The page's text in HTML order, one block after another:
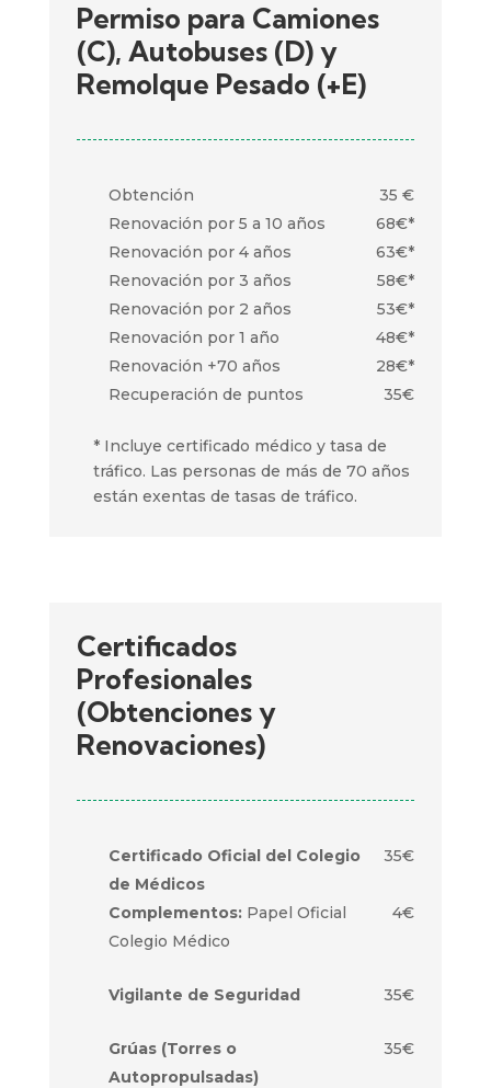
Permiso para Camiones
(C), Autobuses (D) y
Remolque Pesado (+E)
Obtención
35 €
Renovación por 5 a 10 años
68€*
Renovación por 4 años
63€*
Renovación por 3 años
58€*
Renovación por 2 años
53€*
Renovación por 1 año
48€*
Renovación +70 años
28€*
Recuperación de puntos
35€
* Incluye certificado médico y tasa de
tráfico. Las personas de más de 70 años
están exentas de tasas de tráfico.
Certificados
Profesionales
(Obtenciones y
Renovaciones)
Certificado Oficial del Colegio
de Médicos
35€
Complementos:Papel Oficial
Colegio Médico
4€
Vigilante de Seguridad 35€
Grúas (Torres o
Autopropulsadas)
35€